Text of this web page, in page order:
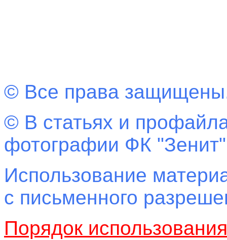
© Все права
© В статьях и
фотографии ФК
Использование
с письменного
Порядок